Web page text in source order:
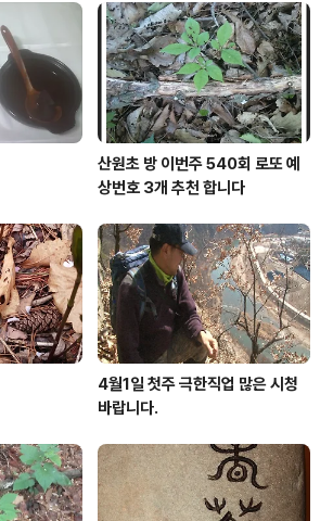
산원초 방 이번주 540회 로또 예
상번호 3개 추천 합니다
4월1일 첫주 극한직업 많은 시청
바랍니다.